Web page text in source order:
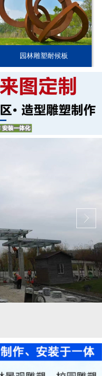
园林雕塑耐候板